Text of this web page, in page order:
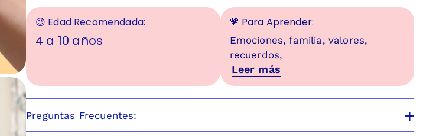
😉 Edad Recomendada:
4 a 10 años
💗 Para Aprender:
Emociones, familia, valores,
recuerdos,
Leer más
Preguntas Frecuentes: